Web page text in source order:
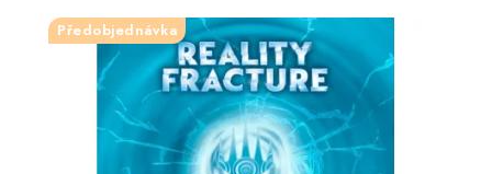
Předobjednávka